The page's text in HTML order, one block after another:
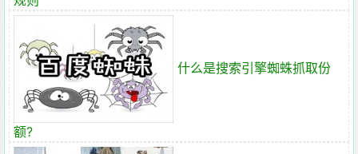
什么是搜索引擎蜘蛛抓取份
额?